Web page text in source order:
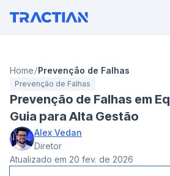
Home Prevenção de Falhas
Prevenção de Falhas
Prevenção de Falhas em
Guia para Alta Gestão
Alex Vedan
Diretor
Atualizado em 20 fev. de 2026